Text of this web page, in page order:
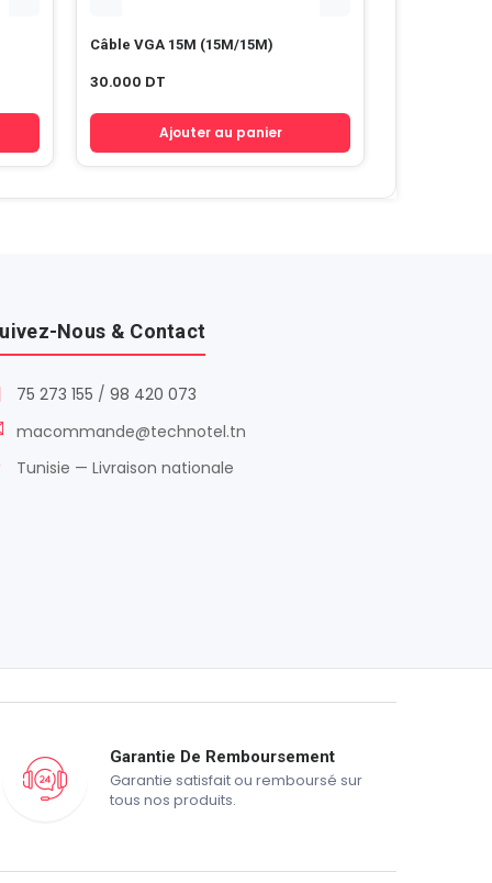
Câble VGA 15M (15M/15M)
30.000 DT
Ajouter au panier
Nous & Contact
75 273 155 / 98 420 073
macommande@technotel.tn
Tunisie — Livraison nationale
Garantie De Remboursement
Garantie satisfait ou remboursé sur
tous nos produits.